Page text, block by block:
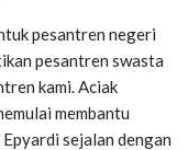
pesantren negeri
pesantren swasta
kami. Aciak
membantu
sejalan dengan